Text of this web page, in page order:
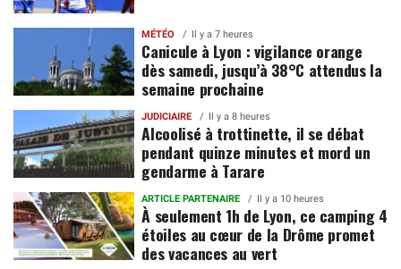
MÉTÉO Il y a 7 heures
Canicule à Lyon : vigilance orange
dès samedi, jusqu’à 38°C attendus la
semaine prochaine
JUDICIAIRE Il y a 8 heures
Alcoolisé à trottinette, il se débat
pendant quinze minutes et mord un
gendarme à Tarare
ARTICLE PARTENAIRE Il y a 10 heures
À seulement 1h de Lyon, ce camping 4
étoiles au cœur de la Drôme promet
des vacances au vert